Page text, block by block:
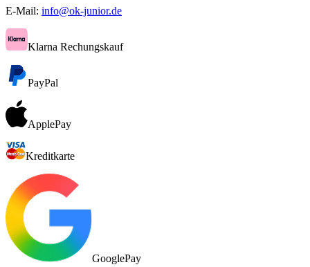
E-Mail: info@ok-junior.de
Klarna Rechungskauf
PayPal
ApplePay
Kreditkarte
GooglePay